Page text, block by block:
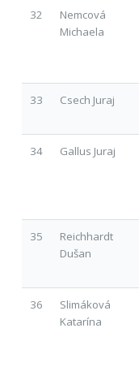
32
Nemcová
Michaela
33 Csech Juraj
34 Gallus Juraj
35
Reichhardt
Dušan
36
Slimáková
Katarína